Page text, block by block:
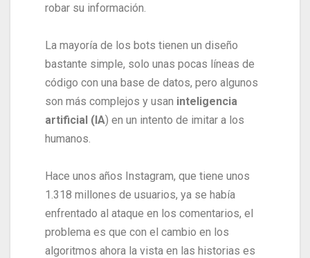
robar su información.
La mayoría de los bots tienen un diseño
bastante simple, solo unas pocas líneas de
código con una base de datos, pero algunos
son más complejos y usan inteligencia
artificial (IA) en un intento de imitar a los
humanos.
Hace unos años Instagram, que tiene unos
1.318 millones de usuarios, ya se había
enfrentado al ataque en los comentarios, el
problema es que con el cambio en los
algoritmos ahora la vista en las historias es